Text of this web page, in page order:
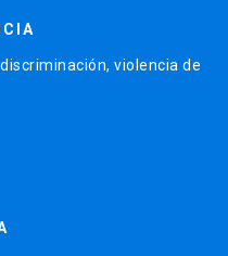
violencia de